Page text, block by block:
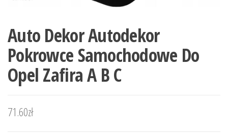
Auto Dekor Autodekor
Pokrowce Samochodowe Do
Opel Zafira A B C
71.60zł